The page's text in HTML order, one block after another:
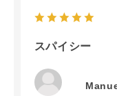
スパイシー